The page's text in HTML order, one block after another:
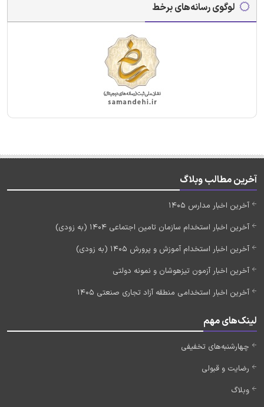
لوگوی رسانه‌های برخط
آخرین مطالب وبلاگ
آخرین اخبار مدارس 1405
آخرین اخبار استخدام سازمان تامین اجتماعی 1404 (به زودی)
آخرین اخبار استخدام آموزش و پرورش 1405 (به زودی)
آخرین اخبار آزمون تیزهوشان و نمونه دولتی
آخرین اخبار استخدامی منطقه آزاد تجاری صنعتی 1405
لینک‌های مهم
چهارشنبه‌های تخفیفی
رضایت و قبولی
وبلاگ